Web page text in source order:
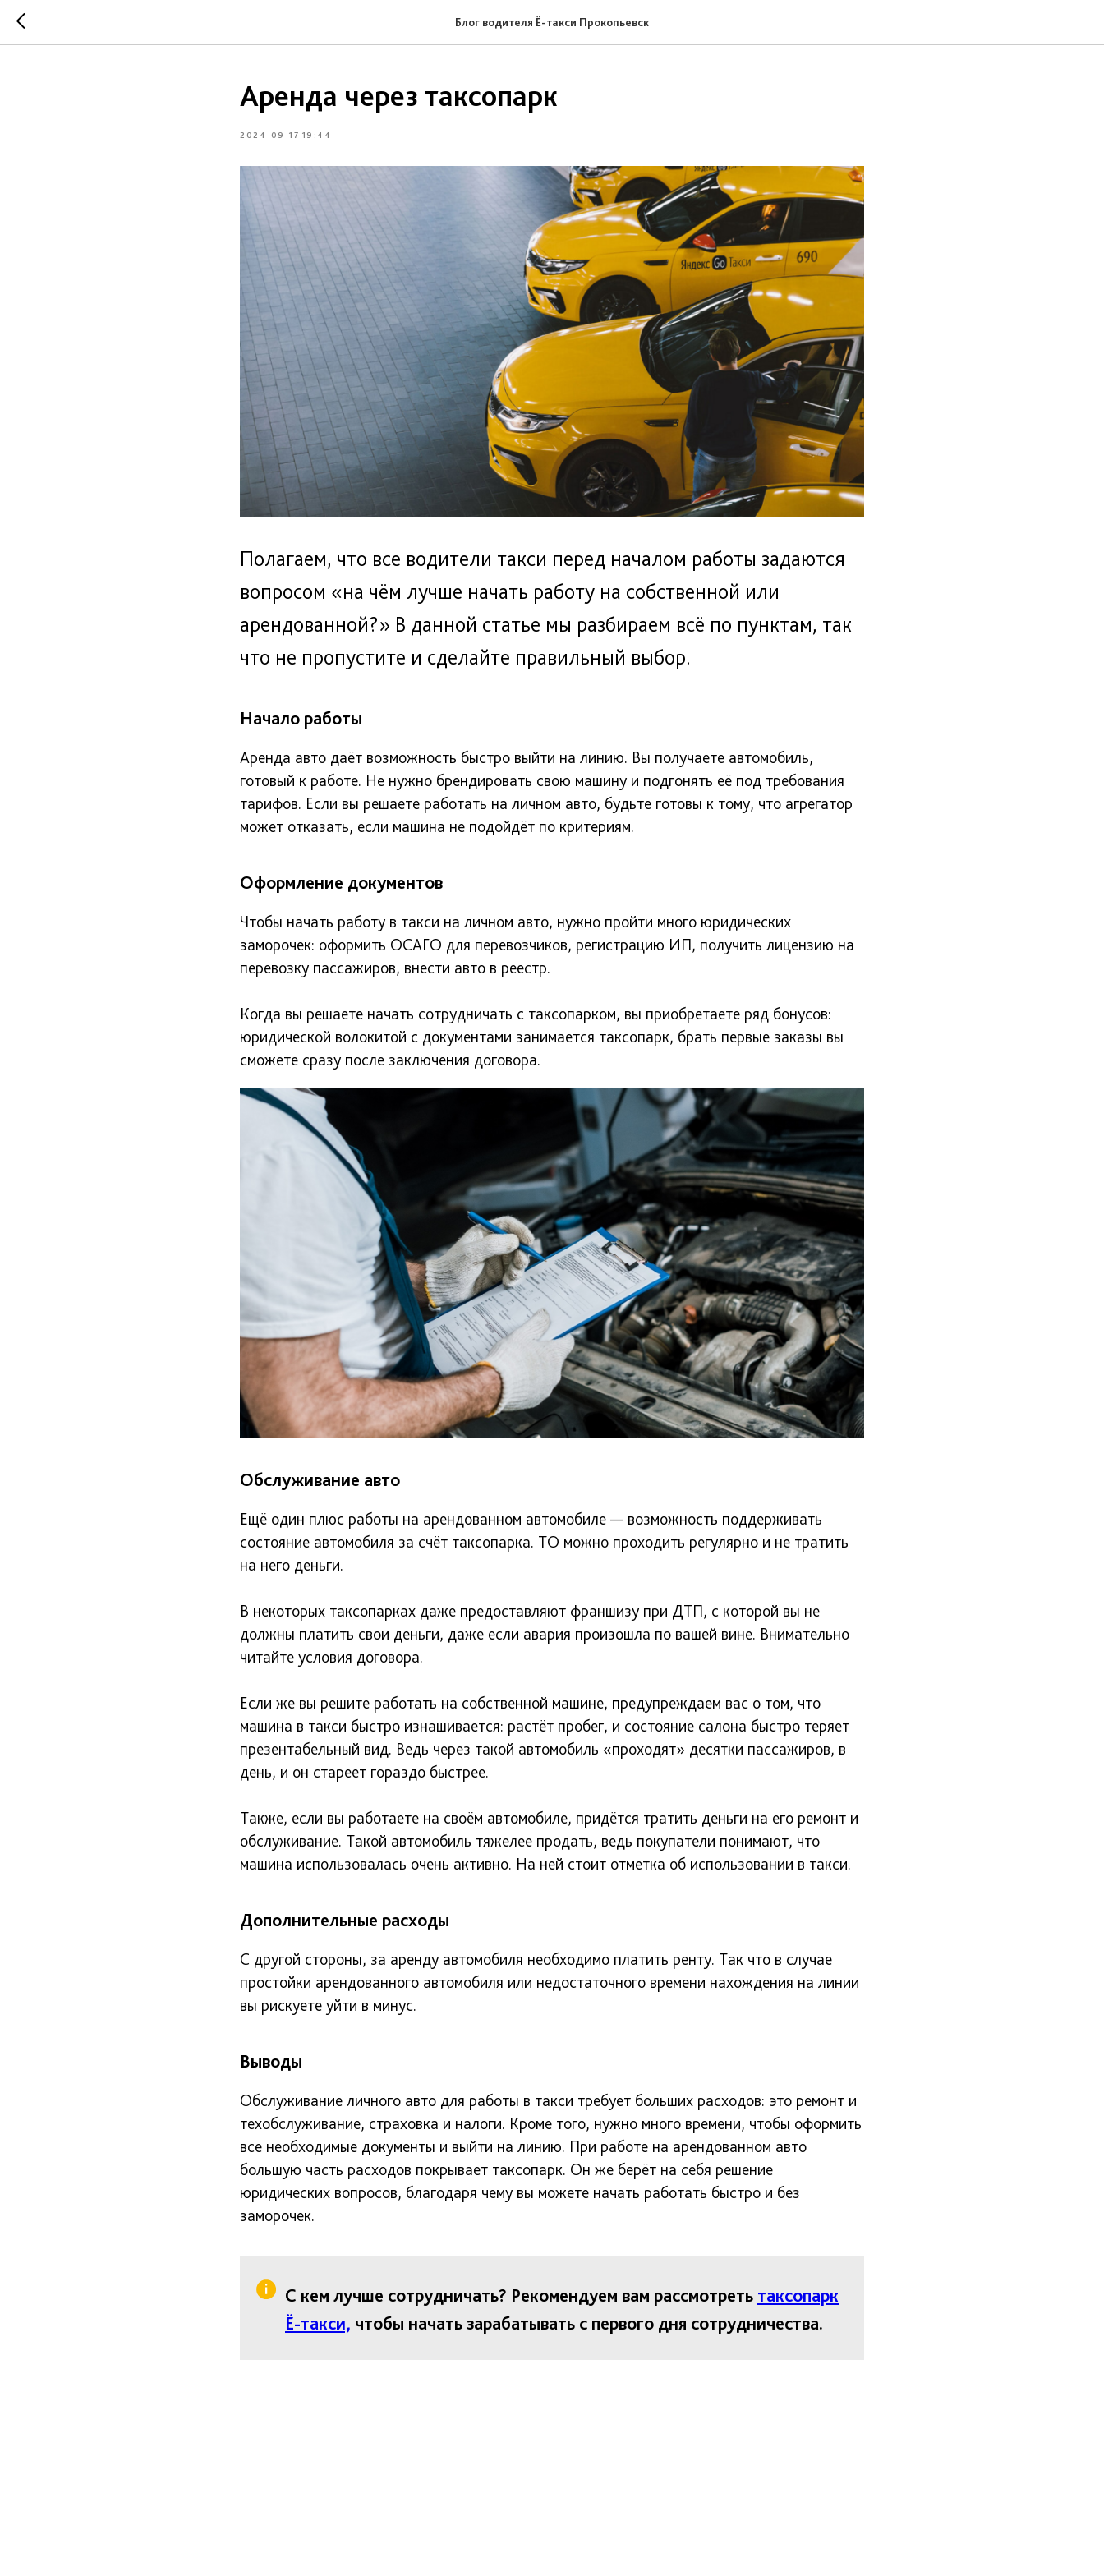
Блог водителя Ё-такси Прокопьевск
Аренда через таксопарк
2024-09-17 19:44
Полагаем, что все водители такси перед началом работы задаются
вопросом «‎на чём лучше начать работу на собственной или
арендованной?»‎ В данной статье мы разбираем всё по пунктам, так
что не пропустите и сделайте правильный выбор.
Начало работы
Аренда авто даёт возможность быстро выйти на линию. Вы получаете автомобиль,
готовый к работе. Не нужно брендировать свою машину и подгонять её под требования
тарифов. Если вы решаете работать на личном авто, будьте готовы к тому, что агрегатор
может отказать, если машина не подойдёт по критериям.
Оформление документов
Чтобы начать работу в такси на личном авто, нужно пройти много юридических
заморочек: оформить ОСАГО для перевозчиков, регистрацию ИП, получить лицензию на
перевозку пассажиров, внести авто в реестр.
Когда вы решаете начать сотрудничать с таксопарком, вы приобретаете ряд бонусов:
юридической волокитой с документами занимается таксопарк, брать первые заказы вы
сможете сразу после заключения договора.
Обслуживание авто
Ещё один плюс работы на арендованном автомобиле — возможность поддерживать
состояние автомобиля за счёт таксопарка. ТО можно проходить регулярно и не тратить
на него деньги.
В некоторых таксопарках даже предоставляют франшизу при ДТП, с которой вы не
должны платить свои деньги, даже если авария произошла по вашей вине. Внимательно
читайте условия договора.
Если же вы решите работать на собственной машине, предупреждаем вас о том, что
машина в такси быстро изнашивается: растёт пробег, и состояние салона быстро теряет
презентабельный вид. Ведь через такой автомобиль «проходят» десятки пассажиров, в
день, и он стареет гораздо быстрее.
Также, если вы работаете на своём автомобиле, придётся тратить деньги на его ремонт и
обслуживание. Такой автомобиль тяжелее продать, ведь покупатели понимают, что
машина использовалась очень активно. На ней стоит отметка об использовании в такси.
Дополнительные расходы
С другой стороны, за аренду автомобиля необходимо платить ренту. Так что в случае
простойки арендованного автомобиля или недостаточного времени нахождения на линии
вы рискуете уйти в минус.
Выводы
Обслуживание личного авто для работы в такси требует больших расходов: это ремонт и
техобслуживание, страховка и налоги. Кроме того, нужно много времени, чтобы оформить
все необходимые документы и выйти на линию. При работе на арендованном авто
большую часть расходов покрывает таксопарк. Он же берёт на себя решение
юридических вопросов, благодаря чему вы можете начать работать быстро и без
заморочек.
С кем лучше сотрудничать? Рекомендуем вам рассмотреть таксопарк
Ё-такси, чтобы начать зарабатывать с первого дня сотрудничества.